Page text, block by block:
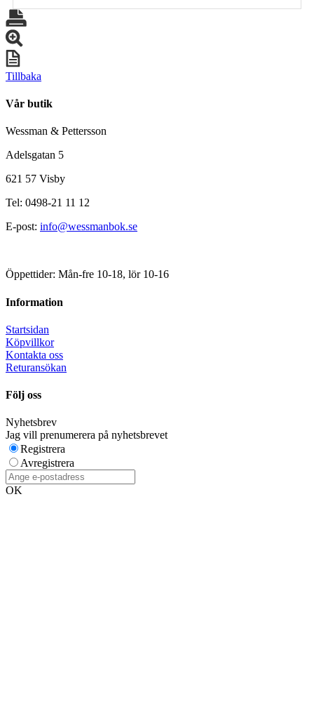
Tillbaka
Vår butik
Wessman & Pettersson
Adelsgatan 5
621 57 Visby
Tel: 0498-21 11 12
E-post: info@wessmanbok.se
Öppettider: Mån-fre 10-18, lör 10-16
Information
Startsidan
Köpvillkor
Kontakta oss
Returansökan
Följ oss
Nyhetsbrev
Jag vill prenumerera på nyhetsbrevet
Registrera
Avregistrera
OK